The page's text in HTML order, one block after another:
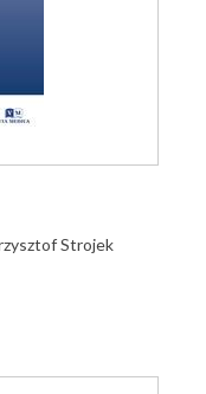
Strojek